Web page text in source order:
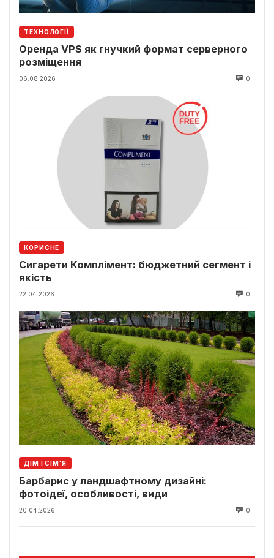
ТЕХНОЛОГІЇ
Оренда VPS як гнучкий формат серверного
розміщення
06.08.2026 0
КОРИСНЕ
Сигарети Комплімент: бюджетний сегмент і
якість
22.04.2026 0
ДІМ І СІМ'Я
Барбарис у ландшафтному дизайні:
фотоідеї, особливості, види
20.04.2026 0